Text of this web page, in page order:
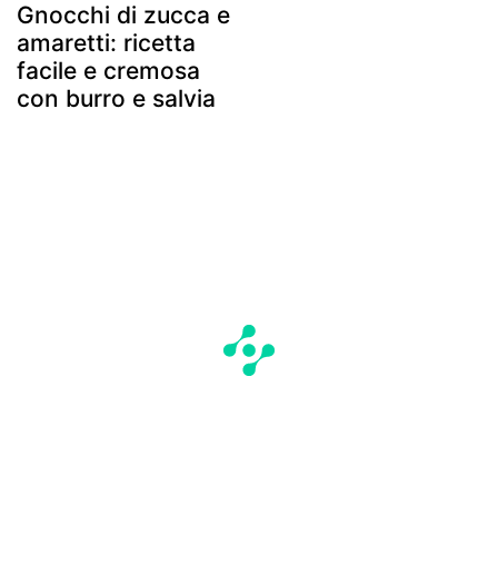
Gnocchi di zucca e
amaretti: ricetta
facile e cremosa
con burro e salvia